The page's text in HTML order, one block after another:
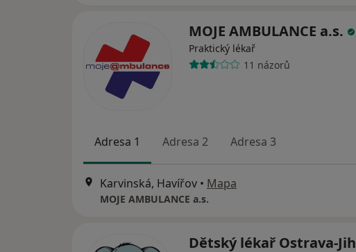
MOJE AMBULANCE a.s.
Praktický lékař
11 názorů
Adresa 1 Adresa 2 Adresa 3
Karvinská, Havířov • Mapa
MOJE AMBULANCE a.s.
Dětský lékař Ostrava-Jih